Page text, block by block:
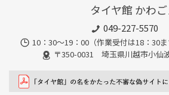
タイヤ館 かわ
049-227-5570
10：30～19：00（作業受付は18：30ま
〒350-0031 埼玉県川越市小仙